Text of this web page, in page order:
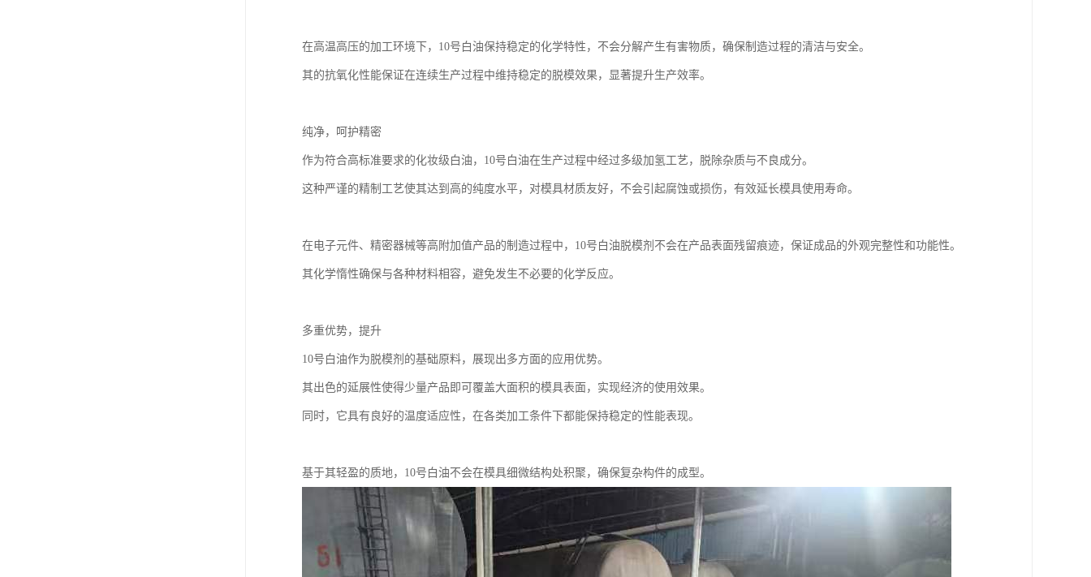
在高温高压的加工环境下，10号白油保持稳定的化学特性，不会分解产生有害物质，确保制造过程的清洁与安全。
其的抗氧化性能保证在连续生产过程中维持稳定的脱模效果，显著提升生产效率。
纯净，呵护精密
作为符合高标准要求的化妆级白油，10号白油在生产过程中经过多级加氢工艺，脱除杂质与不良成分。
这种严谨的精制工艺使其达到高的纯度水平，对模具材质友好，不会引起腐蚀或损伤，有效延长模具使用寿命。
在电子元件、精密器械等高附加值产品的制造过程中，10号白油脱模剂不会在产品表面残留痕迹，保证成品的外观完整性和功能性。
其化学惰性确保与各种材料相容，避免发生不必要的化学反应。
多重优势，提升
10号白油作为脱模剂的基础原料，展现出多方面的应用优势。
其出色的延展性使得少量产品即可覆盖大面积的模具表面，实现经济的使用效果。
同时，它具有良好的温度适应性，在各类加工条件下都能保持稳定的性能表现。
基于其轻盈的质地，10号白油不会在模具细微结构处积聚，确保复杂构件的成型。